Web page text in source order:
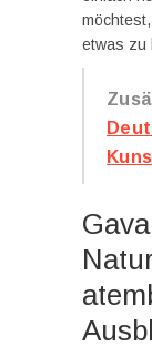
etwas zu